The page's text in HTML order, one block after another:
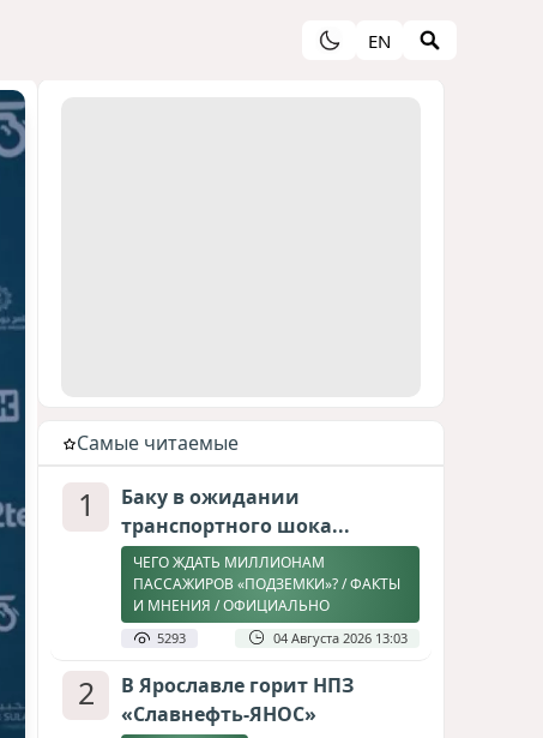
EN
Cамые читаемые
1
Баку в ожидании
транспортного шока...
ЧЕГО ЖДАТЬ МИЛЛИОНАМ
ПАССАЖИРОВ «ПОДЗЕМКИ»? / ФАКТЫ
И МНЕНИЯ / ОФИЦИАЛЬНО
5293 04 Августа 2026 13:03
2
В Ярославле горит НПЗ
«Славнефть-ЯНОС»